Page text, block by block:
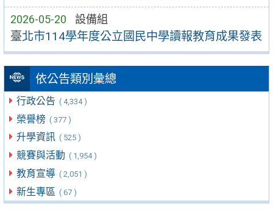
2026-05-20 設備組
臺北市114學年度公立國民中學讀報教育成果發表
依公告類別彙總
行政公告 ( 4,334 )
榮譽榜 ( 377 )
升學資訊 ( 525 )
競賽與活動 ( 1,954 )
教育宣導 ( 2,051 )
新生專區 ( 67 )